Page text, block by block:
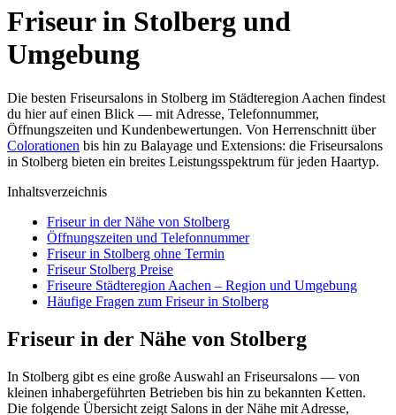
Friseur in Stolberg und
Umgebung
Die besten Friseursalons in Stolberg im Städteregion Aachen findest
du hier auf einen Blick — mit Adresse, Telefonnummer,
Öffnungszeiten und Kundenbewertungen. Von Herrenschnitt über
Colorationen bis hin zu Balayage und Extensions: die Friseursalons
in Stolberg bieten ein breites Leistungsspektrum für jeden Haartyp.
Inhaltsverzeichnis
Friseur in der Nähe von Stolberg
Öffnungszeiten und Telefonnummer
Friseur in Stolberg ohne Termin
Friseur Stolberg Preise
Friseure Städteregion Aachen – Region und Umgebung
Häufige Fragen zum Friseur in Stolberg
Friseur in der Nähe von Stolberg
In Stolberg gibt es eine große Auswahl an Friseursalons — von
kleinen inhabergeführten Betrieben bis hin zu bekannten Ketten.
Die folgende Übersicht zeigt Salons in der Nähe mit Adresse,